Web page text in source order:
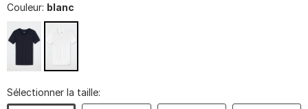
Couleur: blanc
Sélectionner la taille: